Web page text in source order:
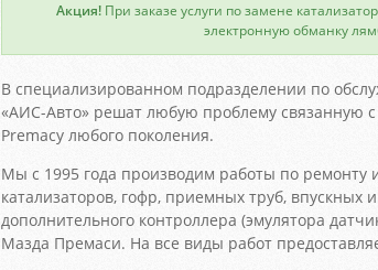
Акция!При заказе услуги по замене
электронную обманку
×
В специализированном подразделении по
«АИС-Авто» решат любую проблему связанную
Premacy любого поколения.
Мы с 1995 года производим работы по ремонту
катализаторов, гофр, приемных труб, впускных
дополнительного контроллера (эмулятора
Мазда Премаси. На все виды работ